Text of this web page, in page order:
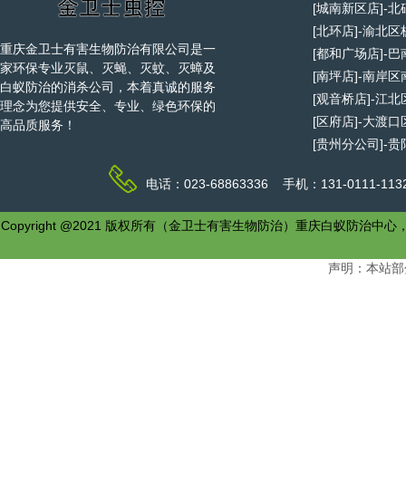
重庆金卫士有害生物防治有限公司是一
家环保专业灭鼠、灭蝇、灭蚊、灭蟑及
白蚁防治的消杀公司，本着真诚的服务
理念为您提供安全、专业、绿色环保的
高品质服务！
[城南新区店]-北
[北环店]-渝北区
[都和广场店]-巴
[南坪店]-南岸区
[观音桥店]-江北
[区府店]-大渡口
[贵州分公司]-贵
电话：023-68863336 手机：131-0111-
Copyright @2021 版权所有（金卫士有害生物防治）重庆白蚁防治中
声明：本站